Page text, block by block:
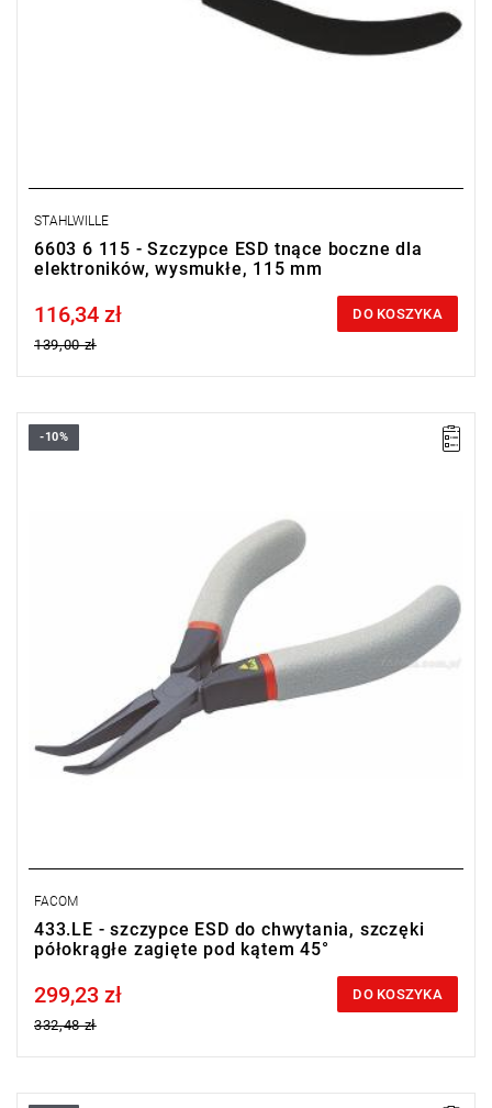
STAHLWILLE
6603 6 115 - Szczypce ESD tnące boczne dla
elektroników, wysmukłe, 115 mm
Price tax included
116,34 zł
139,00 zł
DO KOSZYKA
Masa: 70 g.
-10%
FACOM
433.LE - szczypce ESD do chwytania, szczęki
półokrągłe zagięte pod kątem 45°
Price tax included
299,23 zł
332,48 zł
DO KOSZYKA